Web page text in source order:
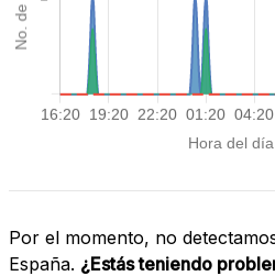
Por el momento, no
España. ¿Estás teniendo